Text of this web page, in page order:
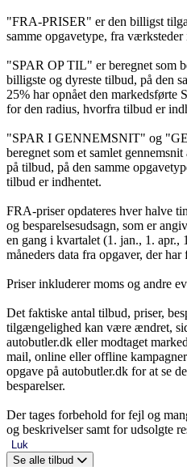
"FRA-PRISER" er den billigst
samme opgavetype, fra værksteder
"SPAR OP TIL" er beregnet som
billigste og dyreste tilbud, på den
25% har opnået den markedsførte
for den radius, hvorfra tilbud er
"SPAR I GENNEMSNIT" og
beregnet som et samlet
på tilbud, på den samme
tilbud er indhentet.
FRA-priser opdateres hver halve
og besparelsesudsagn, som er
en gang i kvartalet (1. jan., 1. apr.,
måneders data fra opgaver, der
Priser inkluderer moms og andre
Det faktiske antal tilbud, priser,
tilgængelighed kan være ændret,
autobutler.dk eller modtaget
mail, online eller offline
opgave på autobutler.dk for at se
besparelser.
Der tages forbehold for fejl og
og beskrivelser samt for udsolgte
Luk
Se alle tilbud